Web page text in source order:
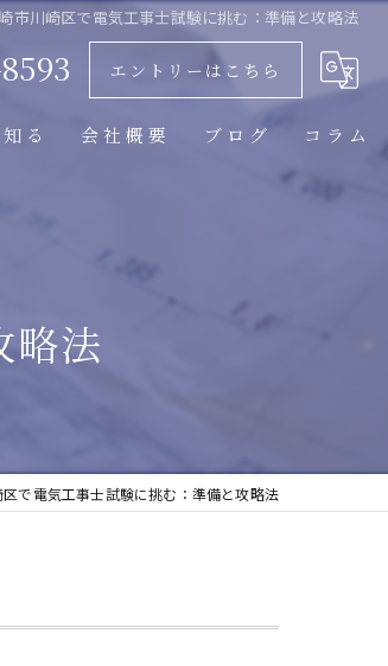
市川崎区で電気工事士試験に挑む：準備と攻略法
エントリーはこちら
る
交換
会社概要 ブログ コラム
略法
で電気工事士試験に挑む：準備と攻略法